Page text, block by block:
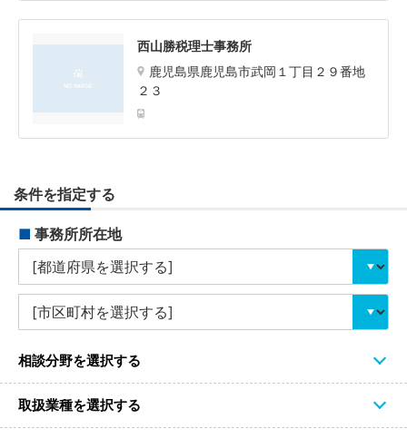
西山勝税理士事務所
鹿児島県鹿児島市武岡１丁目２９番地
２３
条件を指定する
■ 事務所所在地
相談分野を選択する
取扱業種を選択する